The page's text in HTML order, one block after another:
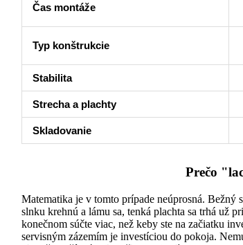
Čas montáže
Typ konštrukcie
Stabilita
Strecha a plachty
Skladovanie
Prečo
Matematika je v tomto prípade neúprosná. Bežný
slnku krehnú a lámu sa, tenká plachta sa trhá už
konečnom súčte viac, než keby ste na začiatku
servisným zázemím je investíciou do pokoja.